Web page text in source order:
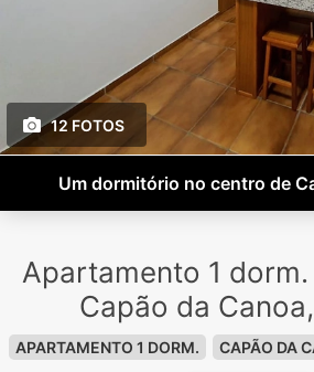
12 FOTOS
Um dormitório no centro de
Apartamento 1 dorm.
Capão da
APARTAMENTO 1 DORM. CAPÃO DA